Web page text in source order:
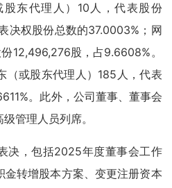
东代理人）10人，代表股份
决权股份总数的37.0003%；网
12,496,276股，占9.6608%。
（或股东代理人）185人，代表
。此外，公司董事、董事会
管理人员列席。
决，包括2025年度董事会工作
转增股本方案、变更注册资本